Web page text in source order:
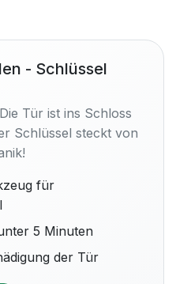
- Schlüssel
Tür ist ins Schloss
Schlüssel steckt von
für
5 Minuten
der Tür